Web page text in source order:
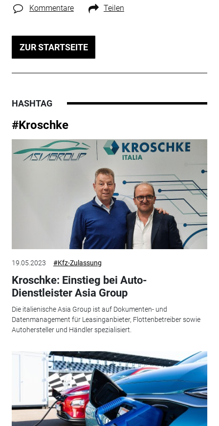
Kommentare Teilen
ZUR STARTSEITE
HASHTAG
#Kroschke
19.05.2023 #Kfz-Zulassung
Kroschke: Einstieg bei Auto-
Dienstleister Asia Group
Die italienische Asia Group ist auf Dokumenten- und
Datenmanagement für Leasinganbieter, Flottenbetreiber sowie
Autohersteller und Händler spezialisiert.